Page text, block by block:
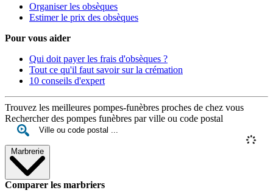
Organiser les obsèques
Estimer le prix des obsèques
Pour vous aider
Qui doit payer les frais d'obsèques ?
Tout ce qu'il faut savoir sur la crémation
10 conseils d'expert
Trouvez les meilleures pompes-funèbres proches de chez vous
Rechercher des pompes funèbres par ville ou code postal
Marbrerie
Comparer les marbriers